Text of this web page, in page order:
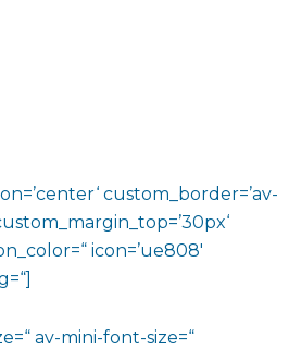
custom_border=’av-
icon=’ue808′
av-mini-font-size=“